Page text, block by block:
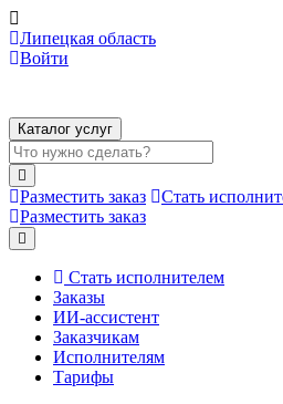
Липецкая область
Войти
Каталог услуг
Разместить заказ
Стать
Разместить заказ
Стать исполнителем
Заказы
ИИ-ассистент
Заказчикам
Исполнителям
Тарифы